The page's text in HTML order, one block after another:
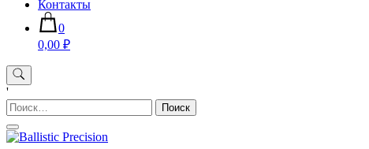
Контакты
0
0,00 ₽
'
Найти: